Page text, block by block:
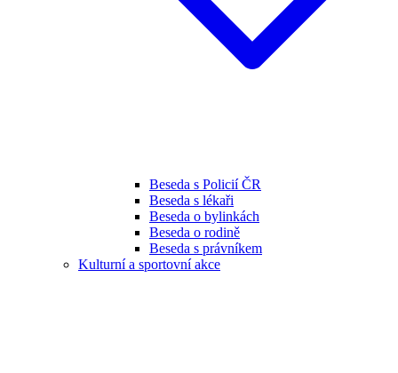
Beseda s Policií ČR
Beseda s lékaři
Beseda o bylinkách
Beseda o rodině
Beseda s právníkem
Kulturní a sportovní akce